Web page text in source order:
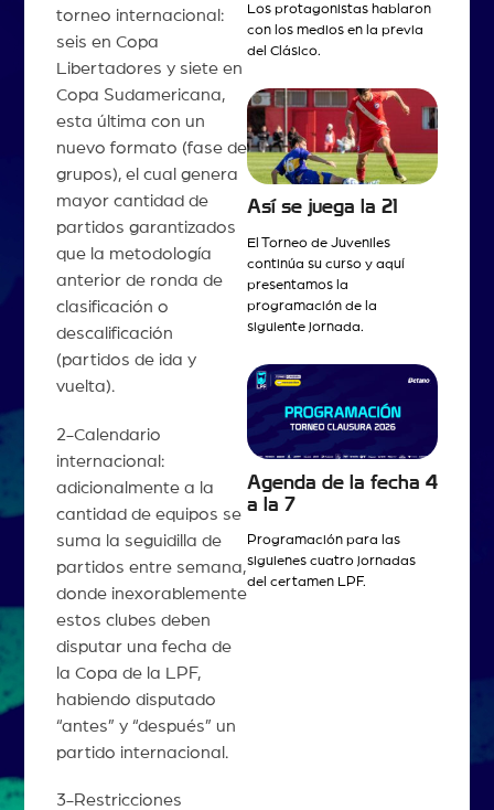
torneo internacional:
seis en Copa
Libertadores y siete en
Copa Sudamericana,
esta última con un
nuevo formato (fase de
grupos), el cual genera
mayor cantidad de
partidos garantizados
que la metodología
anterior de ronda de
clasificación o
descalificación
(partidos de ida y
vuelta).
2-Calendario
internacional:
adicionalmente a la
cantidad de equipos se
suma la seguidilla de
partidos entre semana,
donde inexorablemente
estos clubes deben
disputar una fecha de
la Copa de la LPF,
habiendo disputado
“antes” y “después” un
partido internacional.
3-Restricciones
Los protagonistas hablaron
con los medios en la previa
del Clásico.
Así se juega la 21
El Torneo de Juveniles
continúa su curso y aquí
presentamos la
programación de la
siguiente jornada.
Agenda de la fecha 4
a la 7
Programación para las
siguienes cuatro jornadas
del certamen LPF.